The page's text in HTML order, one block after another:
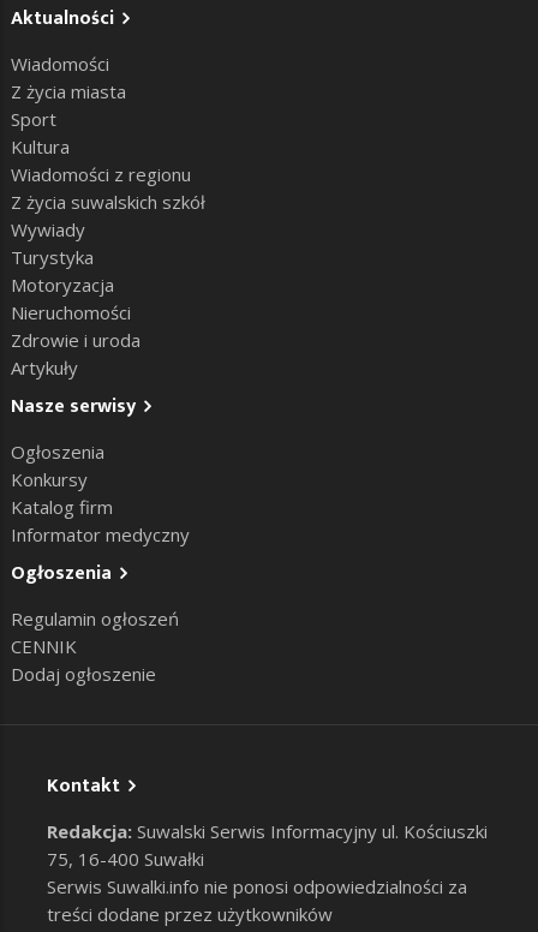
Aktualności
Wiadomości
Z życia miasta
Sport
Kultura
Wiadomości z regionu
Z życia suwalskich szkół
Wywiady
Turystyka
Motoryzacja
Nieruchomości
Zdrowie i uroda
Artykuły
Nasze serwisy
Ogłoszenia
Konkursy
Katalog firm
Informator medyczny
Ogłoszenia
Regulamin ogłoszeń
CENNIK
Dodaj ogłoszenie
Kontakt
Redakcja: Suwalski Serwis Informacyjny ul. Kościuszki
75, 16-400 Suwałki
Serwis Suwalki.info nie ponosi odpowiedzialności za
treści dodane przez użytkowników